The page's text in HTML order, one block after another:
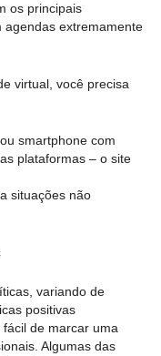
os principais
agendas extremamente
virtual, você precisa
smartphone com
plataformas – o site
situações não
variando de
positivas
de marcar uma
Algumas das